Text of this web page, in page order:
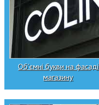
Об'ємні букви на фасаді
магазину